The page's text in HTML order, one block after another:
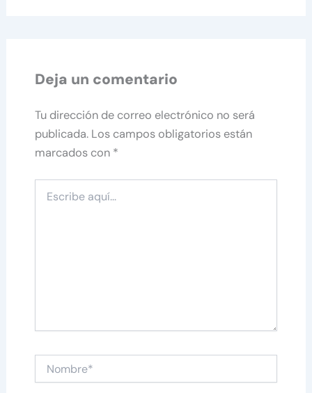
Deja un comentario
Tu dirección de correo electrónico no será
publicada. Los campos obligatorios están
marcados con *
aquí...